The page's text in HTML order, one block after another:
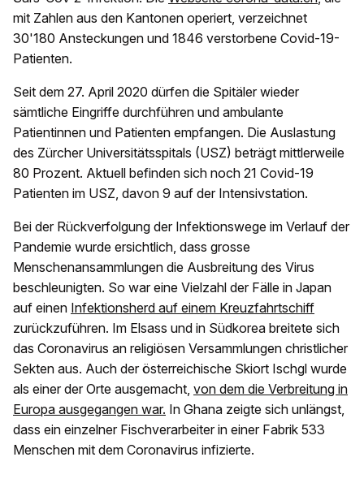
mit Zahlen aus den Kantonen operiert, verzeichnet
30'180 Ansteckungen und 1846 verstorbene Covid-19-
Patienten.
Seit dem 27. April 2020 dürfen die Spitäler wieder
sämtliche Eingriffe durchführen und ambulante
Patientinnen und Patienten empfangen. Die Auslastung
des Zürcher Universitätsspitals (USZ) beträgt mittlerweile
80 Prozent. Aktuell befinden sich noch 21 Covid-19
Patienten im USZ, davon 9 auf der Intensivstation.
Bei der Rückverfolgung der Infektionswege im Verlauf der
Pandemie wurde ersichtlich, dass grosse
Menschenansammlungen die Ausbreitung des Virus
beschleunigten. So war eine Vielzahl der Fälle in Japan
auf einen Infektionsherd auf einem Kreuzfahrtschiff
zurückzuführen. Im Elsass und in Südkorea breitete sich
das Coronavirus an religiösen Versammlungen christlicher
Sekten aus. Auch der österreichische Skiort Ischgl wurde
als einer der Orte ausgemacht, von dem die Verbreitung in
Europa ausgegangen war. In Ghana zeigte sich unlängst,
dass ein einzelner Fischverarbeiter in einer Fabrik 533
Menschen mit dem Coronavirus infizierte.